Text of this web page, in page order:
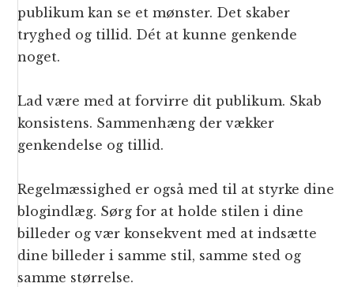
publikum kan se et mønster. Det skaber
tryghed og tillid. Dét at kunne genkende
noget.
Lad være med at forvirre dit publikum. Skab
konsistens. Sammenhæng der vækker
genkendelse og tillid.
Regelmæssighed er også med til at styrke dine
blogindlæg. Sørg for at holde stilen i dine
billeder og vær konsekvent med at indsætte
dine billeder i samme stil, samme sted og
samme størrelse.